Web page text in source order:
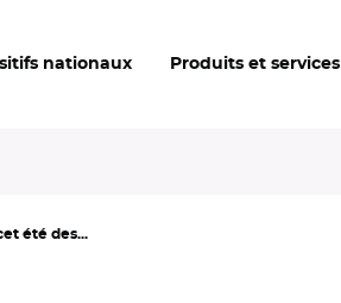
nationaux Produits et services
été des...